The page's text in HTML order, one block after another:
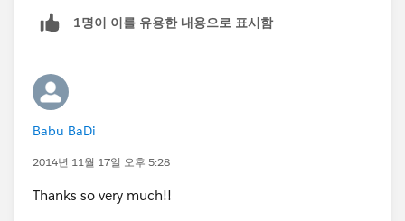
- LT
    if(result[0].success === "true"){
    else{
        alert(
"An Error has Occurred. Error:
            result[0].errors.message
    }
1명이 이를 유용한 내용으로 표시함
Babu BaDi
2014년 11월 17일 오후 5:28
Thanks so very much!!